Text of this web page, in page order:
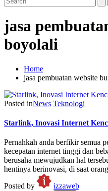
jasa
boyolali
Home
jasa pembuatan website
Posted inNews Teknologi
Starlink, Inovasi Internet
Pernahkah anda berfikir semua
kecepatan internet tinggi dan
berusaha mewujudkan hal
hentinya berinovasi, di saat
Posted by
izzaweb